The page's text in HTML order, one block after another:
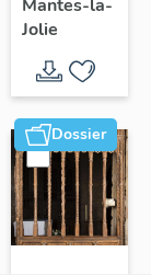
Mantes-la-
Jolie
Dossier